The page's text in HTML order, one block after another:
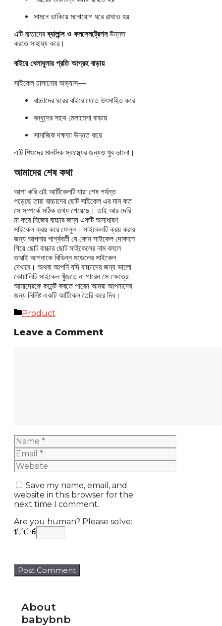
সামনে তাকিয়ে মনোযোগ ধরে রাখতে হয়
এটি বাচ্চাদেরব্যালান্স ও কনসেনট্রেশনউন্নত
করতে সাহায্য করে।
বাইরে খেলাধুলার প্রতি আগ্রহ বাড়ায়
সাইকেল চালানোর অভ্যাস—
বাচ্চাদের ঘরের বাইরে যেতে উৎসাহিত করে
বন্ধুদের সাথে মেলামেশা বাড়ায়
সামাজিক দক্ষতা উন্নত করে
এটি শিশুদের মানসিক স্বাস্থ্যের জন্যও খুব ভালো।
আমাদের শেষ কথা
আশা করি এই আর্টিকেলটি যারা শেষ পর্যন্ত
পড়েছে তারা বাচ্চাদের ছোট সাইকেল এর দাম কত
সে সম্পর্কে সঠিক তথ্য পেয়েছে। তাই আর দেরি
না করে নিজের বাচ্চার জন্য একটি অসাধারণ
সাইকেল ক্রয় করে ফেলুন। সাইকেলটি ক্রয় করার
জন্য আপনার পার্শ্ববর্তী যে কোন সাইকেল দোকানে
গিয়ে ছোট বাচ্চার ছোট সাইকেলের নাম বললে
তারাই আপনাকে বিভিন্ন মডেলের সাইকেল
দেখাবে। অথবা আপনি যদি বাচ্চাদের জন্য ভালো
কোয়ালিটি সাইকেল খুঁজতে না পারেন সে ক্ষেত্রে
আমাদেরকে কমেন্ট করতে পারেন আমরা আপনাদের
জন্য নির্দিষ্ট একটি আর্টিকেল তৈরি করে দিব।
Categories
Product
Leave a Comment
Name
Email
Website
Save my name, email, and
website in this browser for the
next time I comment.
Are you human? Please solve:
About
babybnb